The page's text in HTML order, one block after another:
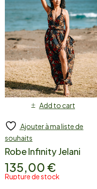
Add to cart
Ajouter à ma liste de
souhaits
Robe Infinity Jelani
135,00 €
Rupture de stock